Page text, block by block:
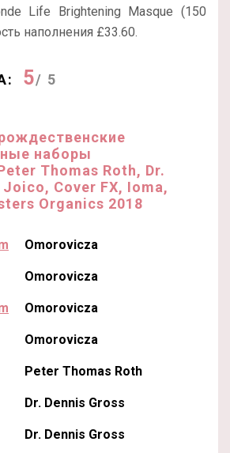
Life Brightening Masque (150
наполнения £33.60.
5/ 5
наборы
Thomas Roth, Dr.
Joico, Cover FX, Ioma,
Organics 2018
Omorovicza
Omorovicza
Omorovicza
Omorovicza
Peter Thomas Roth
Dr. Dennis Gross
Dr. Dennis Gross